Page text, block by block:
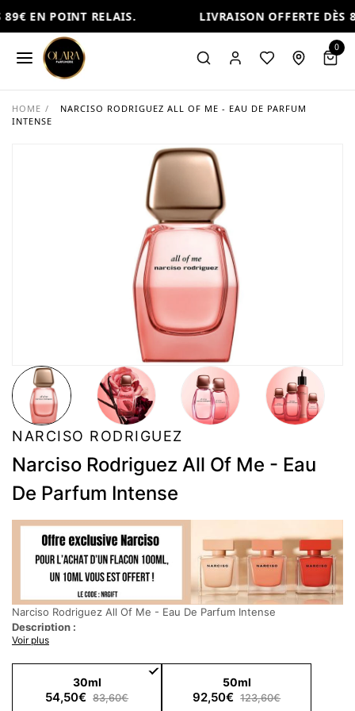
EN POINT RELAIS. LIVRAISON OFFERTE DÈS
0
HOME /
NARCISO RODRIGUEZ ALL OF ME - EAU DE PARFUM
INTENSE
NARCISO RODRIGUEZ
Narciso Rodriguez All Of Me - Eau
De Parfum Intense
Narciso Rodriguez All Of Me - Eau De Parfum Intense
Description :
All of me eau de parfum floral pour femme. Une nouvelle
Affirmez votre identité pleinement, passionnément, et
intensément avec all of me. Ce parfum floral pour femme par
Voir plus
30ml
54,50€ 83,60€
50ml
92,50€ 123,60€